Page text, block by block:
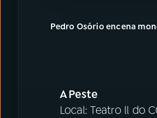
Pedro Osório encena
A Peste
Local: Teatro ll do